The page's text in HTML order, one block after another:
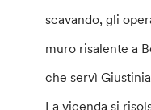
scavando, gli
muro risalente a
che servì
La vicenda si